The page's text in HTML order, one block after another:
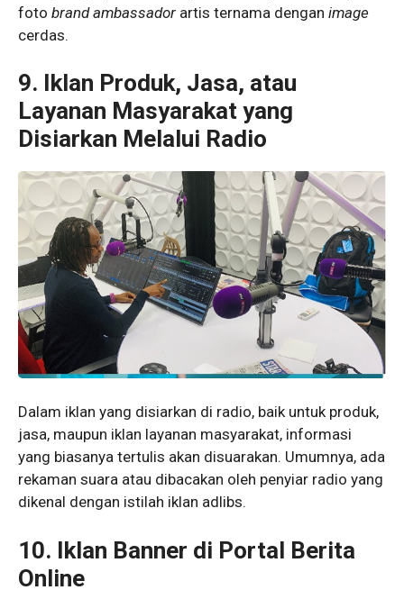
foto brand ambassador artis ternama dengan image
cerdas.
9. Iklan Produk, Jasa, atau
Layanan Masyarakat yang
Disiarkan Melalui Radio
Dalam iklan yang disiarkan di radio, baik untuk produk,
jasa, maupun iklan layanan masyarakat, informasi
yang biasanya tertulis akan disuarakan. Umumnya, ada
rekaman suara atau dibacakan oleh penyiar radio yang
dikenal dengan istilah iklan adlibs.
10. Iklan Banner di Portal Berita
Online